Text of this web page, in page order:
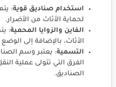
استخدام صناديق قوية:
لحماية الأثاث من الأضرار.
الفاين والزوايا المحمية:
الأثاث، بالإضافة إلى
التسمية: يعتبر وسم
الفرق التي تتولى عملية
الصناديق.